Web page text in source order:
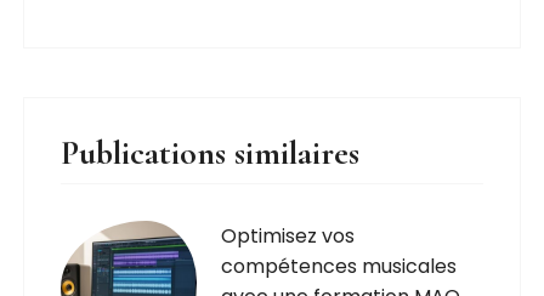
Publications similaires
Optimisez vos
compétences musicales